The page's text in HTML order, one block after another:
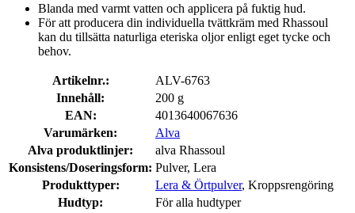
Blanda med varmt vatten och applicera på fuktig hud.
För att producera din individuella tvättkräm med Rhassoul
kan du tillsätta naturliga eteriska oljor enligt eget tycke och
behov.
Artikelnr.:
ALV-6763
Innehåll:
200 g
EAN:
4013640067636
Varumärken:
Alva
Alva produktlinjer:
alva Rhassoul
Konsistens/Doseringsform: Pulver, Lera
Produkttyper:
Lera & Örtpulver, Kroppsrengöring
Hudtyp:
För alla hudtyper